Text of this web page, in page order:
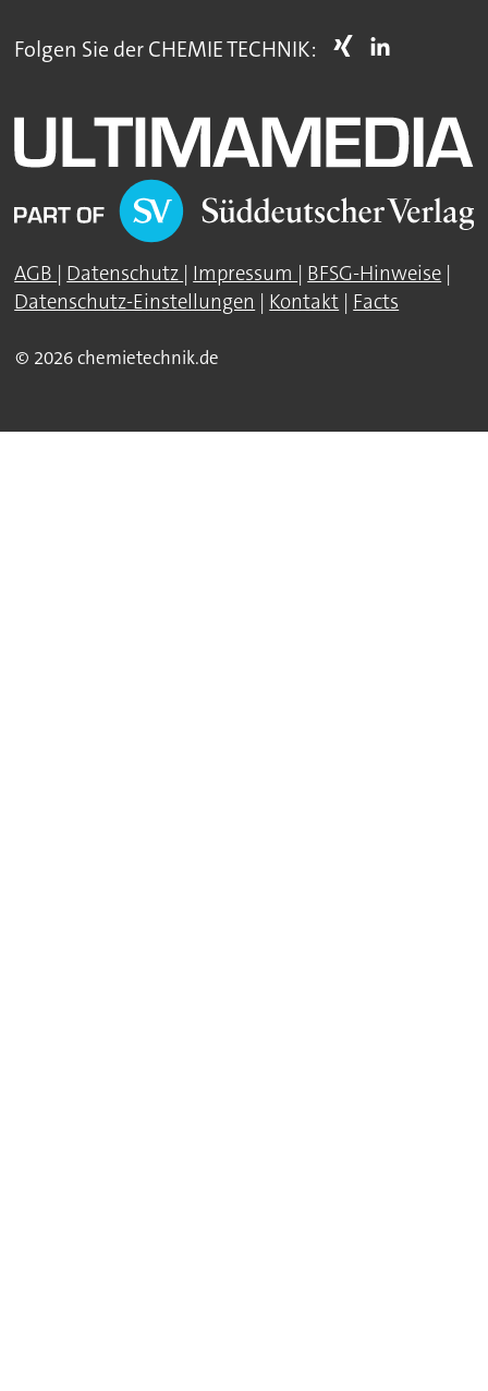
Folgen Sie der CHEMIE TECHNIK:
AGB | Datenschutz | Impressum | BFSG-Hinweise |
Datenschutz-Einstellungen | Kontakt | Facts
© 2026 chemietechnik.de